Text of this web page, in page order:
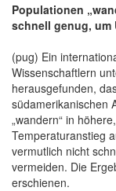
Populationen
schnell genug, um
(pug) Ein
Wissenschaftlern
herausgefunden,
südamerikanischen
„wandern“ in
Temperaturanstieg
vermutlich nicht
vermeiden. Die
erschienen.